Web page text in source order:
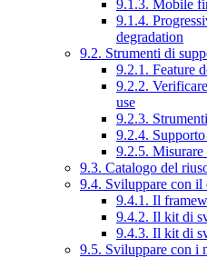
9.1.3. Mobile
9.1.4.
degradation
9.2. Strumenti di
9.2.1. Feature
9.2.2.
use
9.2.3.
9.2.4.
9.2.5. Misurare
9.3. Catalogo del
9.4. Sviluppare con il
9.4.1. Il
9.4.2. Il kit di
9.4.3. Il kit di
9.5. Sviluppare con i